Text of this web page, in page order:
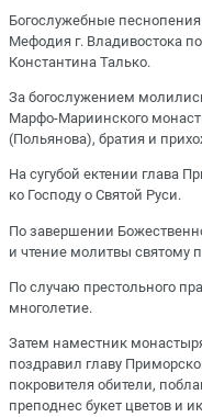
Богослужебные
Мефодия г. Владивостока
Константина Талько.
За богослужением
Марфо-Мариинского
(Польянова), братия и
На сугубой ектении глава
ко Господу о Святой Руси.
По завершении
и чтение молитвы святому
По случаю престольного
многолетие.
Затем наместник
поздравил главу
покровителя обители,
преподнес букет цветов и